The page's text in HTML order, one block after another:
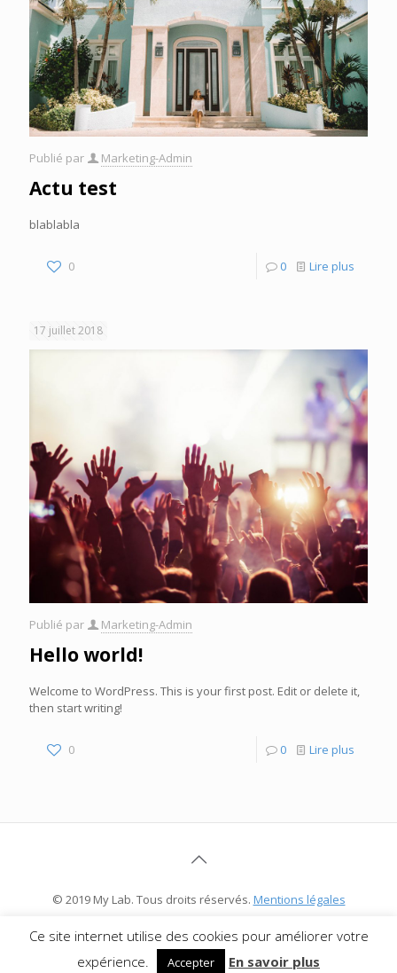
Publié par Marketing-Admin
Actu test
blablabla
0 0 Lire plus
17 juillet 2018
Publié par Marketing-Admin
Hello world!
Welcome to WordPress. This is your first post. Edit or delete it,
then start writing!
0 0 Lire plus
© 2019 My Lab. Tous droits réservés. Mentions légales
Ce site internet utilise des cookies pour améliorer votre
expérience.
Accepter En savoir plus